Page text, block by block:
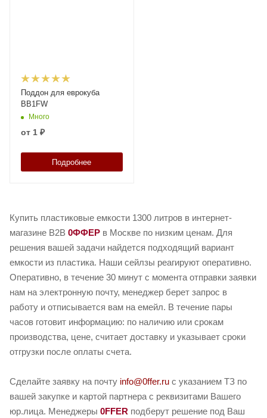
Поддон для еврокуба
BB1FW
Много
от 1 ₽
Подробнее
Купить пластиковые емкости 1300 литров в интернет-
магазине B2B 0ФФЕР в Москве по низким ценам. Для
решения вашей задачи найдется подходящий вариант
емкости из пластика. Наши сейлзы реагируют оперативно.
Оперативно, в течение 30 минут с момента отправки заявки
нам на электронную почту, менеджер берет запрос в
работу и отписывается вам на емейл. В течение пары
часов готовит информацию: по наличию или срокам
производства, цене, считает доставку и указывает сроки
отгрузки после оплаты счета.
Сделайте заявку на почту info@0ffer.ru с указанием ТЗ по
вашей закупке и картой партнера с реквизитами Вашего
юр.лица. Менеджеры 0FFER подберут решение под Ваш